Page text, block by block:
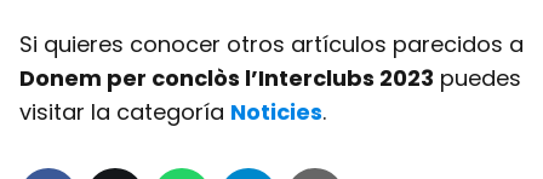
Si quieres conocer otros artículos parecidos a
Donem per conclòs l’Interclubs 2023 puedes
visitar la categoría Noticies.